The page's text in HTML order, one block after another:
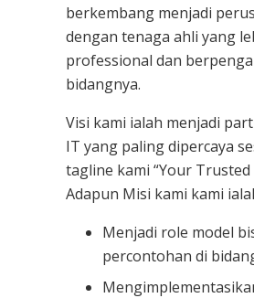
berkembang menjadi
dengan tenaga ahli yang
professional dan
bidangnya.
Visi kami ialah menjadi
IT yang paling dipercaya
tagline kami “Your Trusted
Adapun Misi kami kami
Menjadi role model
percontohan di